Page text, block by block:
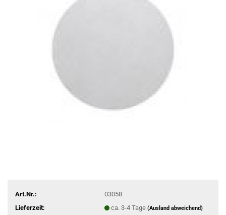
Art.Nr.:
03058
Lieferzeit:
ca. 3-4 Tage (Ausland abweichend)